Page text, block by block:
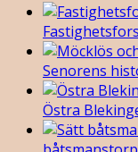
Senorens
Östra